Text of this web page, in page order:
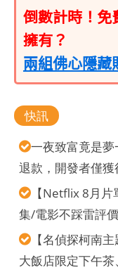
倒數計時！免
擁有？
兩組佛心隱藏
快訊
一夜致富竟是
退款，開發者僅
【Netflix 8月
集/電影不踩雷評價
【名偵探柯南
大飯店限定下午